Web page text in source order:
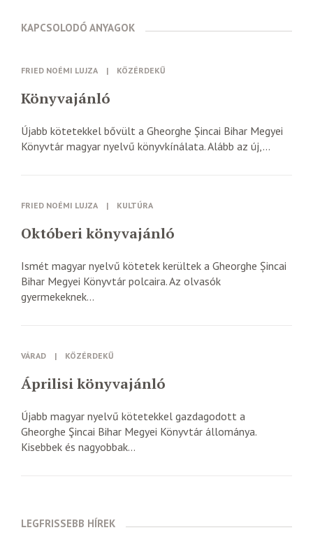
KAPCSOLODÓ ANYAGOK
FRIED NOÉMI LUJZA | KÖZÉRDEKŰ
Könyvajánló
Újabb kötetekkel bővült a Gheorghe Șincai Bihar Megyei
Könyvtár magyar nyelvű könyvkínálata. Alább az új,...
FRIED NOÉMI LUJZA | KULTÚRA
Októberi könyvajánló
Ismét magyar nyelvű kötetek kerültek a Gheorghe Șincai
Bihar Megyei Könyvtár polcaira. Az olvasók
gyermekeknek...
VÁRAD | KÖZÉRDEKŰ
Áprilisi könyvajánló
Újabb magyar nyelvű kötetekkel gazdagodott a
Gheorghe Şincai Bihar Megyei Könyvtár állománya.
Kisebbek és nagyobbak...
LEGFRISSEBB HÍREK